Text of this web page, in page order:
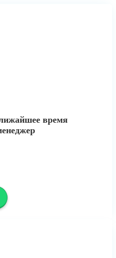
время